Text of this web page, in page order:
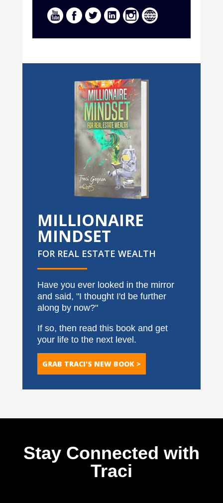
MILLIONAIRE
MINDSET
FOR REAL ESTATE WEALTH
Have you ever looked in the mirror
and said, "I thought I'd be further
along by now?"
If so, then read this book and get
your life to the next level.
GRAB TRACI'S NEW BOOK >
Stay Connected with
Traci